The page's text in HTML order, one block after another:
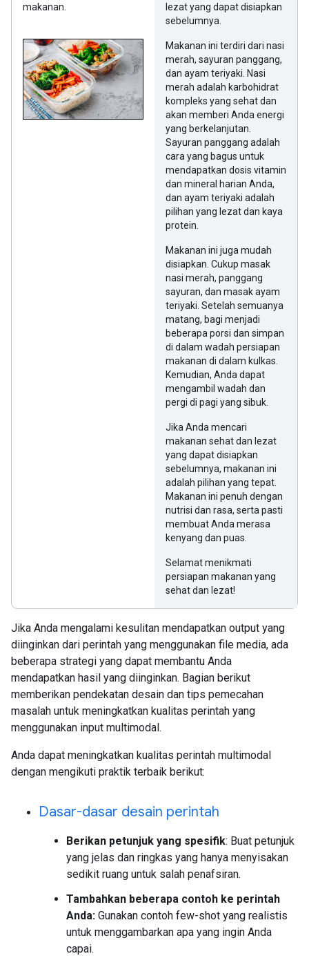
makanan.
lezat yang dapat disiapkan
sebelumnya.
Makanan ini terdiri dari nasi
merah, sayuran panggang,
dan ayam teriyaki. Nasi
merah adalah karbohidrat
kompleks yang sehat dan
akan memberi Anda energi
yang berkelanjutan.
Sayuran panggang adalah
cara yang bagus untuk
mendapatkan dosis vitamin
dan mineral harian Anda,
dan ayam teriyaki adalah
pilihan yang lezat dan kaya
protein.
Makanan ini juga mudah
disiapkan. Cukup masak
nasi merah, panggang
sayuran, dan masak ayam
teriyaki. Setelah semuanya
matang, bagi menjadi
beberapa porsi dan simpan
di dalam wadah persiapan
makanan di dalam kulkas.
Kemudian, Anda dapat
mengambil wadah dan
pergi di pagi yang sibuk.
Jika Anda mencari
makanan sehat dan lezat
yang dapat disiapkan
sebelumnya, makanan ini
adalah pilihan yang tepat.
Makanan ini penuh dengan
nutrisi dan rasa, serta pasti
membuat Anda merasa
kenyang dan puas.
Selamat menikmati
persiapan makanan yang
sehat dan lezat!
Jika Anda mengalami kesulitan mendapatkan output yang
diinginkan dari perintah yang menggunakan file media, ada
beberapa strategi yang dapat membantu Anda
mendapatkan hasil yang diinginkan. Bagian berikut
memberikan pendekatan desain dan tips pemecahan
masalah untuk meningkatkan kualitas perintah yang
menggunakan input multimodal.
Anda dapat meningkatkan kualitas perintah multimodal
dengan mengikuti praktik terbaik berikut:
Dasar-dasar desain perintah
Berikan petunjuk yang spesifik: Buat petunjuk
yang jelas dan ringkas yang hanya menyisakan
sedikit ruang untuk salah penafsiran.
Tambahkan beberapa contoh ke perintah
Anda: Gunakan contoh few-shot yang realistis
untuk menggambarkan apa yang ingin Anda
capai.